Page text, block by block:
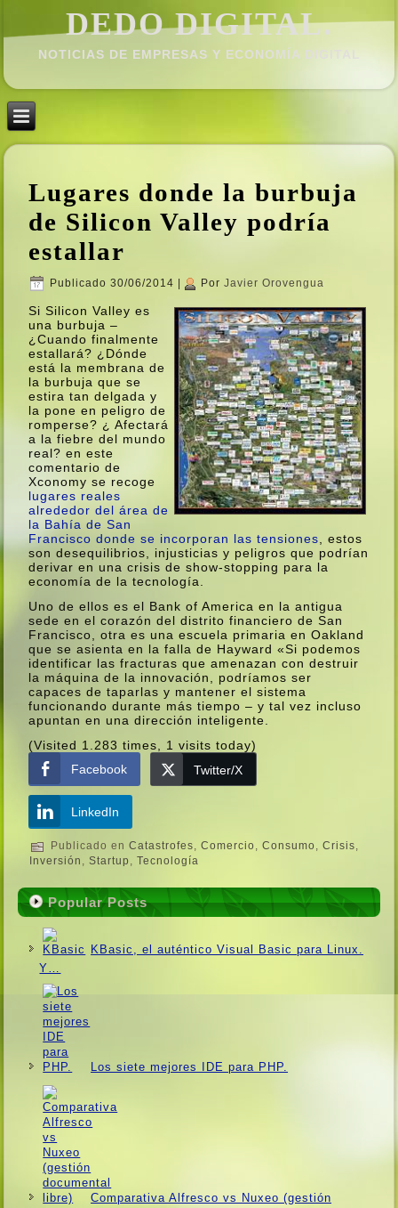
DEDO DIGITAL.
NOTICIAS DE EMPRESAS Y ECONOMÍ­A DIGITAL
Lugares donde la burbuja
de Silicon Valley podrí­a
estallar
Publicado 30/06/2014 Por Javier Orovengua
Si Silicon Valley es
una burbuja –
¿Cuando finalmente
estallará? ¿Dónde
está la membrana de
la burbuja que se
estira tan delgada y
la pone en peligro de
romperse? ¿ Afectará
a la fiebre del mundo
real? en este
comentario de
Xconomy se recoge
lugares reales
alrededor del área de
la Bahí­a de San
Francisco donde se incorporan las tensiones , estos
son desequilibrios, injusticias y peligros que podrí­an
derivar en una crisis de show-stopping para la
economí­a de la tecnologí­a.
Uno de ellos es el Bank of America en la antigua
sede en el corazón del distrito financiero de San
Francisco, otra es una escuela primaria en Oakland
que se asienta en la falla de Hayward «Si podemos
identificar las fracturas que amenazan con destruir
la máquina de la innovación, podrí­amos ser
capaces de taparlas y mantener el sistema
funcionando durante más tiempo – y tal vez incluso
apuntan en una dirección inteligente.
(Visited 1.283 times, 1 visits today)
Facebook
Twitter/X
LinkedIn
Publicado en Catastrofes,Comercio,Consumo,Crisis,
Inversión ,Startup ,Tecnologí­a
Popular Posts
KBasic, el auténtico Visual Basic para Linux.
Y…
Los siete mejores IDE para PHP.
Comparativa Alfresco vs Nuxeo (gestión